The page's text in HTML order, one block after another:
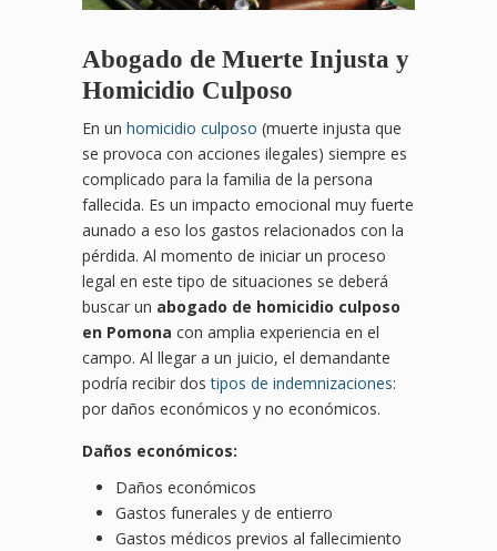
Abogado de Muerte Injusta y
Homicidio Culposo
En un homicidio culposo (muerte injusta que
se provoca con acciones ilegales) siempre es
complicado para la familia de la persona
fallecida. Es un impacto emocional muy fuerte
aunado a eso los gastos relacionados con la
pérdida. Al momento de iniciar un proceso
legal en este tipo de situaciones se deberá
buscar un abogado de homicidio culposo
en Pomona con amplia experiencia en el
campo. Al llegar a un juicio, el demandante
podría recibir dostipos de indemnizaciones:
por daños económicos y no económicos.
Daños económicos:
Daños económicos
Gastos funerales y de entierro
Gastos médicos previos al fallecimiento